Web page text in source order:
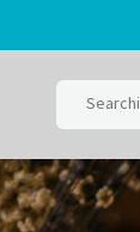
Search
for: